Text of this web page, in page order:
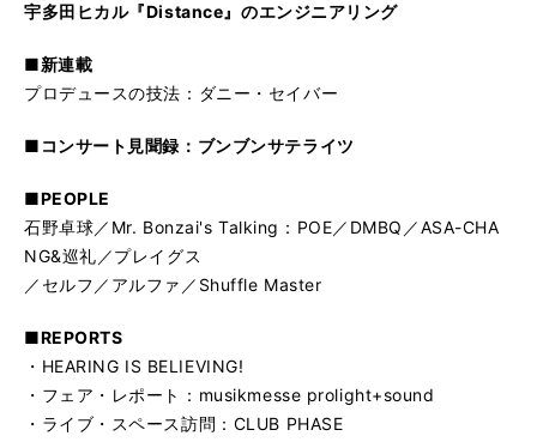
宇多田ヒカル『Distance』のエンジニアリング
■新連載
プロデュースの技法：ダニー・セイバー
■コンサート見聞録：ブンブンサテライツ
■PEOPLE
石野卓球／Mr. Bonzai's Talking：POE／DMBQ／ASA-CHA
NG&巡礼／プレイグス
／セルフ／アルファ／Shuffle Master
■REPORTS
・HEARING IS BELIEVING!
・フェア・レポート：musikmesse prolight+sound
・ライブ・スペース訪問：CLUB PHASE